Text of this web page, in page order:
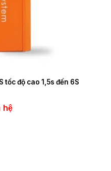
tốc độ cao 1,5s đến 6S
hệ